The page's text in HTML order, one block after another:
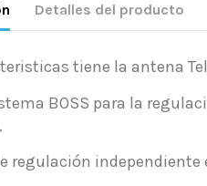
Detalles del producto
tiene la antena
BOSS para la
regulación independiente